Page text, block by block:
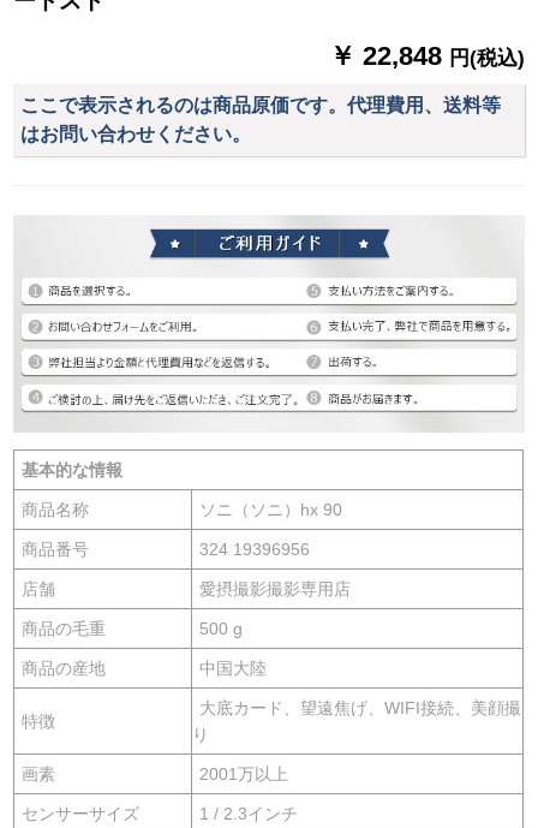
￥ 22,848 円(税込)
ここで表示されるのは商品原価です。代理費用、送料等
はお問い合わせください。
基本的な情報
商品名称 ソニ（ソニ）hx 90
商品番号 324 19396956
店舗 愛摂撮影撮影専用店
商品の毛重 500 g
商品の産地 中国大陸
特徴
大底カード、望遠焦げ、WIFI接続、美顔撮
り
画素 2001万以上
センサーサイズ 1 / 2.3インチ